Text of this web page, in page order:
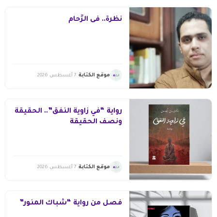
نظرة.. فى الزِّحام
موقع الكتابة 7 أغسطس 2026
رواية “في زاوية النفق”.. الحقيقة
ونصف الحقيقة
موقع الكتابة 7 أغسطس 2026
فصل من رواية “شباك المنور”